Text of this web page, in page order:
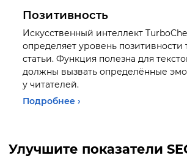
Позитивность
Искусственный интеллект
определяет уровень позитивности
статьи. Функция полезна для
должны вызвать определённые
у читателей.
Подробнее ›
Улучшите показатели